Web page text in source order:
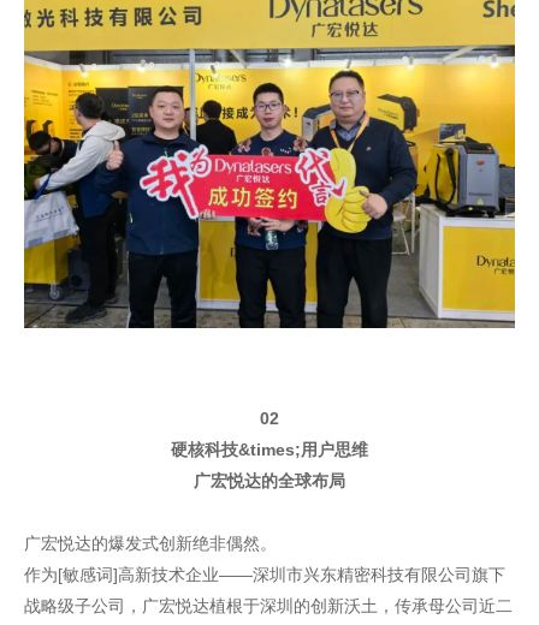
02
硬核科技&times;用户思维
广宏悦达的全球布局
广宏悦达的爆发式创新绝非偶然。
作为[敏感词]高新技术企业——深圳市兴东精密科技有限公司旗下
战略级子公司，广宏悦达植根于深圳的创新沃土，传承母公司近二